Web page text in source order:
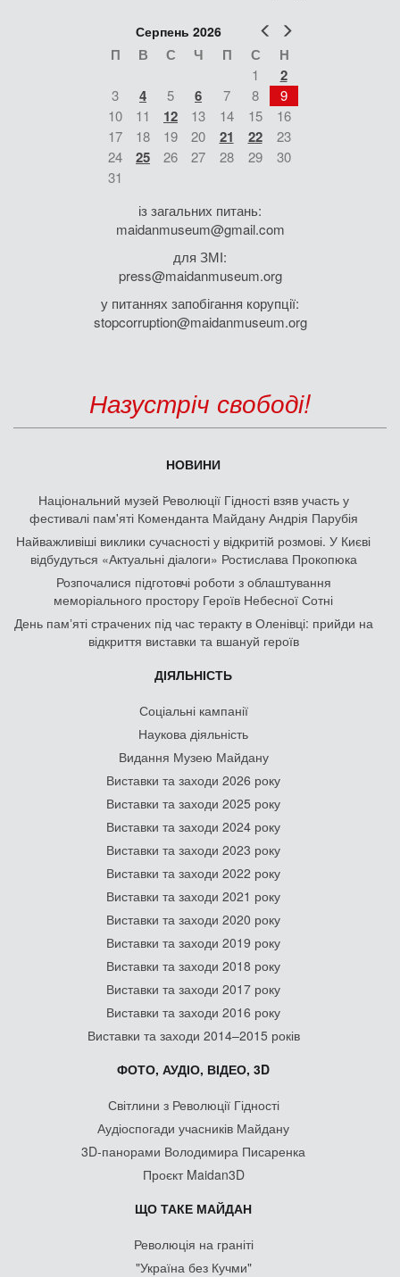
Попер
Серпень 2026
П В С Ч П С Н
1 2
3 4 5 6 7 8
9
10
11 12 13 14 15
16
17
18 19 20 21 22
23
24
25 26 27 28 29
30
31
із загальних питань:
maidanmuseum@gmail.com
для ЗМІ:
press@maidanmuseum.org
у питаннях запобігання корупції:
stopcorruption@maidanmuseum.org
Назустріч свободі!
НОВИНИ
Національний музей Революції Гідності взяв участь у
фестивалі пам'яті Коменданта Майдану Андрія Парубія
Найважливіші виклики сучасності у відкритій розмові. У Києві
відбудуться «Актуальні діалоги» Ростислава Прокопюка
Розпочалися підготовчі роботи з облаштування
меморіального простору Героїв Небесної Сотні
День памʼяті страчених під час теракту в Оленівці: прийди на
відкриття виставки та вшануй героїв
ДІЯЛЬНІСТЬ
Соціальні кампанії
Наукова діяльність
Видання Музею Майдану
Виставки та заходи 2026 року
Виставки та заходи 2025 року
Виставки та заходи 2024 року
Виставки та заходи 2023 року
Виставки та заходи 2022 року
Виставки та заходи 2021 року
Виставки та заходи 2020 року
Виставки та заходи 2019 року
Виставки та заходи 2018 року
Виставки та заходи 2017 року
Виставки та заходи 2016 року
Виставки та заходи 2014–2015 років
ФОТО, АУДІО, ВІДЕО, 3D
Світлини з Революції Гідності
Аудіоспогади учасників Майдану
3D-панорами Володимира Писаренка
Проєкт Maidan3D
ЩО ТАКЕ МАЙДАН
Революція на граніті
"Україна без Кучми"